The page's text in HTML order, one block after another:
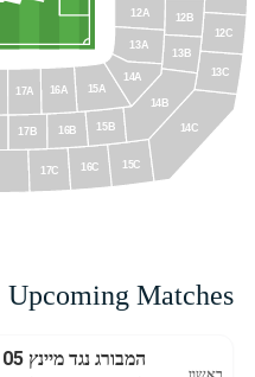
12C
13C
14C
15C
16C
17C
12A
13A
14A
15A
16A
17A
12B
13B
14B
15B
16B
17B
Upcoming Matches
המבורג נגד מיינץ 05